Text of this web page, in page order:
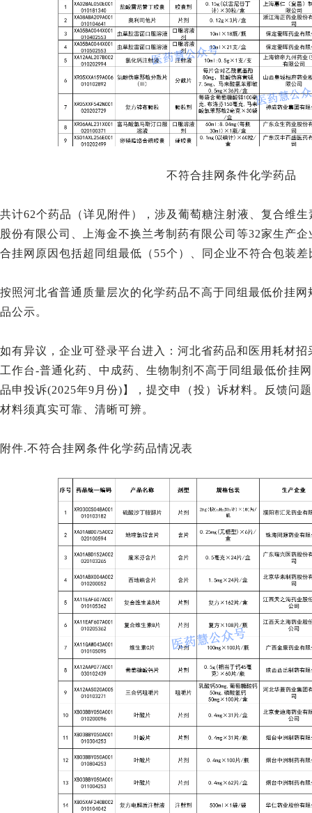
不符合挂网条件化学药品
共计62个药品（详见附件），涉及葡萄糖注射液、复合维
股份有限公司、上海金不换兰考制药有限公司等32家生产
合挂网原因包括超同组最低（55个）、同企业不符合包装
按照河北省普通质量层次的化学药品不高于同组最低价挂
品公示。
如有异议，企业可登录平台进入：河北省药品和医用耗材
工作台-普通化药、中成药、生物制剂不高于同组最低价挂
品申投诉(2025年9月份)】，提交申（投）诉材料。反馈问
材料须真实可靠、清晰可辨。
附件.不符合挂网条件化学药品情况表